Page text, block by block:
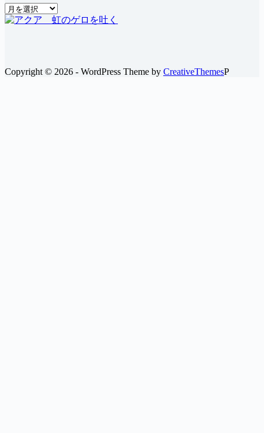
ア
ー
Copyright © 2026 - WordPress Theme by CreativeThemesP